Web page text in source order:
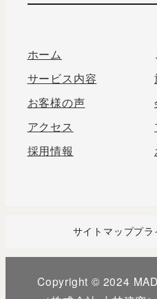
ホーム
サービス内容
お客様の声
アクセス
採用情報
サイトマッププラ
Copyright © 2024